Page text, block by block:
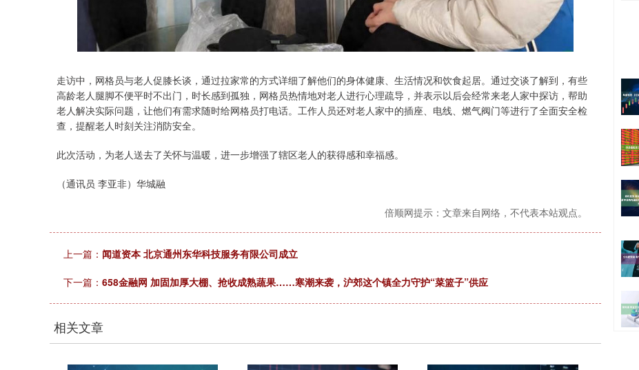
走访中，网格员与老人促膝长谈，通过拉家常的方式详细了解他们的身体健康、生活情况和饮食起居。通过交谈了解到，有些
高龄老人腿脚不便平时不出门，时长感到孤独，网格员热情地对老人进行心理疏导，并表示以后会经常来老人家中探访，帮助
老人解决实际问题，让他们有需求随时给网格员打电话。工作人员还对老人家中的插座、电线、燃气阀门等进行了全面安全检
查，提醒老人时刻关注消防安全。
此次活动，为老人送去了关怀与温暖，进一步增强了辖区老人的获得感和幸福感。
（通讯员 李亚非）华城融
倍顺网提示：文章来自网络，不代表本站观点。
上一篇： 闻道资本 北京通州东华科技服务有限公司成立
下一篇： 658金融网 加固加厚大棚、抢收成熟蔬果……寒潮来袭，沪郊这个镇全力守护“菜篮子”供应
相关文章